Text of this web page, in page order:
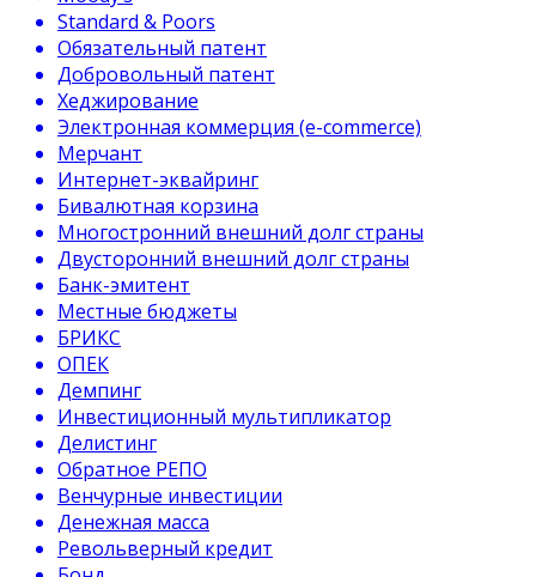
Standard & Poors
Обязательный патент
Добровольный патент
Хеджирование
Электронная коммерция (e-commerce)
Мерчант
Интернет-эквайринг
Бивалютная корзина
Многостронний внешний долг страны
Двусторонний внешний долг страны
Банк-эмитент
Местные бюджеты
БРИКС
ОПЕК
Демпинг
Инвестиционный мультипликатор
Делистинг
Обратное РЕПО
Венчурные инвестиции
Денежная масса
Револьверный кредит